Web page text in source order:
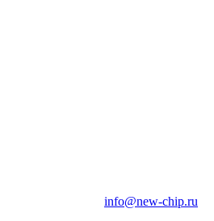
info@new-chip.ru